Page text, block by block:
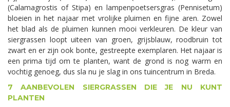
(Calamagrostis of Stipa) en lampenpoetsersgras (Pennisetum)
bloeien in het najaar met vrolijke pluimen en fijne aren. Zowel
het blad als de pluimen kunnen mooi verkleuren. De kleur van
siergrassen loopt uiteen van groen, grijsblauw, roodbruin tot
zwart en er zijn ook bonte, gestreepte exemplaren. Het najaar is
een prima tijd om te planten, want de grond is nog warm en
vochtig genoeg, dus sla nu je slag in ons tuincentrum in Breda.
7 AANBEVOLEN SIERGRASSEN DIE JE NU KUNT
PLANTEN